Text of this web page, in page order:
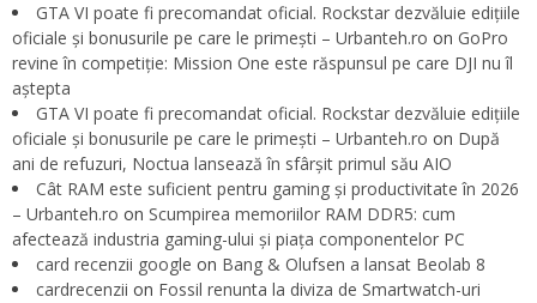
GTA VI poate fi precomandat oficial. Rockstar dezvăluie edițiile
oficiale și bonusurile pe care le primești – Urbanteh.ro on GoPro
revine în competiție: Mission One este răspunsul pe care DJI nu îl
aștepta
GTA VI poate fi precomandat oficial. Rockstar dezvăluie edițiile
oficiale și bonusurile pe care le primești – Urbanteh.ro on După
ani de refuzuri, Noctua lansează în sfârșit primul său AIO
Cât RAM este suficient pentru gaming și productivitate în 2026
– Urbanteh.ro on Scumpirea memoriilor RAM DDR5: cum
afectează industria gaming-ului și piața componentelor PC
card recenzii google on Bang & Olufsen a lansat Beolab 8
cardrecenzii on Fossil renunta la diviza de Smartwatch-uri